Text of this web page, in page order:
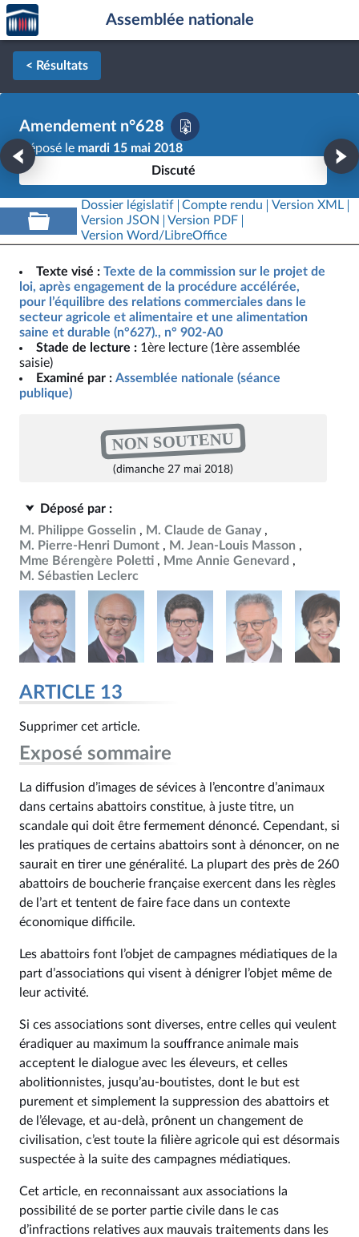
Aller au contenu
Aller en bas de la page
Accèder
à la
page
d'accueil
Assemblée nationale
< Résultats
Amendement n°628
Déposé le mardi 15 mai 2018
Discuté
Dossier législatif Compte rendu
Version XML
Version JSON
Version PDF
Version Word/LibreOffice
Texte visé : Texte de la commission sur le projet de
loi, après engagement de la procédure accélérée,
pour l’équilibre des relations commerciales dans le
secteur agricole et alimentaire et une alimentation
saine et durable (n°627)., n° 902-A0
Stade de lecture : 1ère lecture (1ère assemblée
saisie)
Examiné par : Assemblée nationale (séance
publique)
NON SOUTENU
(dimanche 27 mai 2018)
Déposé par :
M. Philippe Gosselin
M. Claude de Ganay
M. Pierre-Henri Dumont
M. Jean-Louis Masson
Mme Bérengère Poletti
Mme Annie Genevard
M. Sébastien Leclerc
ARTICLE 13
Supprimer cet article.
Exposé sommaire
La diffusion d’images de sévices à l’encontre d’animaux
dans certains abattoirs constitue, à juste titre, un
scandale qui doit être fermement dénoncé. Cependant, si
les pratiques de certains abattoirs sont à dénoncer, on ne
saurait en tirer une généralité. La plupart des près de 260
abattoirs de boucherie française exercent dans les règles
de l’art et tentent de faire face dans un contexte
économique difficile.
Les abattoirs font l’objet de campagnes médiatiques de la
part d’associations qui visent à dénigrer l’objet même de
leur activité.
Si ces associations sont diverses, entre celles qui veulent
éradiquer au maximum la souffrance animale mais
acceptent le dialogue avec les éleveurs, et celles
abolitionnistes, jusqu’au-boutistes, dont le but est
purement et simplement la suppression des abattoirs et
de l’élevage, et au-delà, prônent un changement de
civilisation, c’est toute la filière agricole qui est désormais
suspectée à la suite des campagnes médiatiques.
Cet article, en reconnaissant aux associations la
possibilité de se porter partie civile dans le cas
d’infractions relatives aux mauvais traitements dans les